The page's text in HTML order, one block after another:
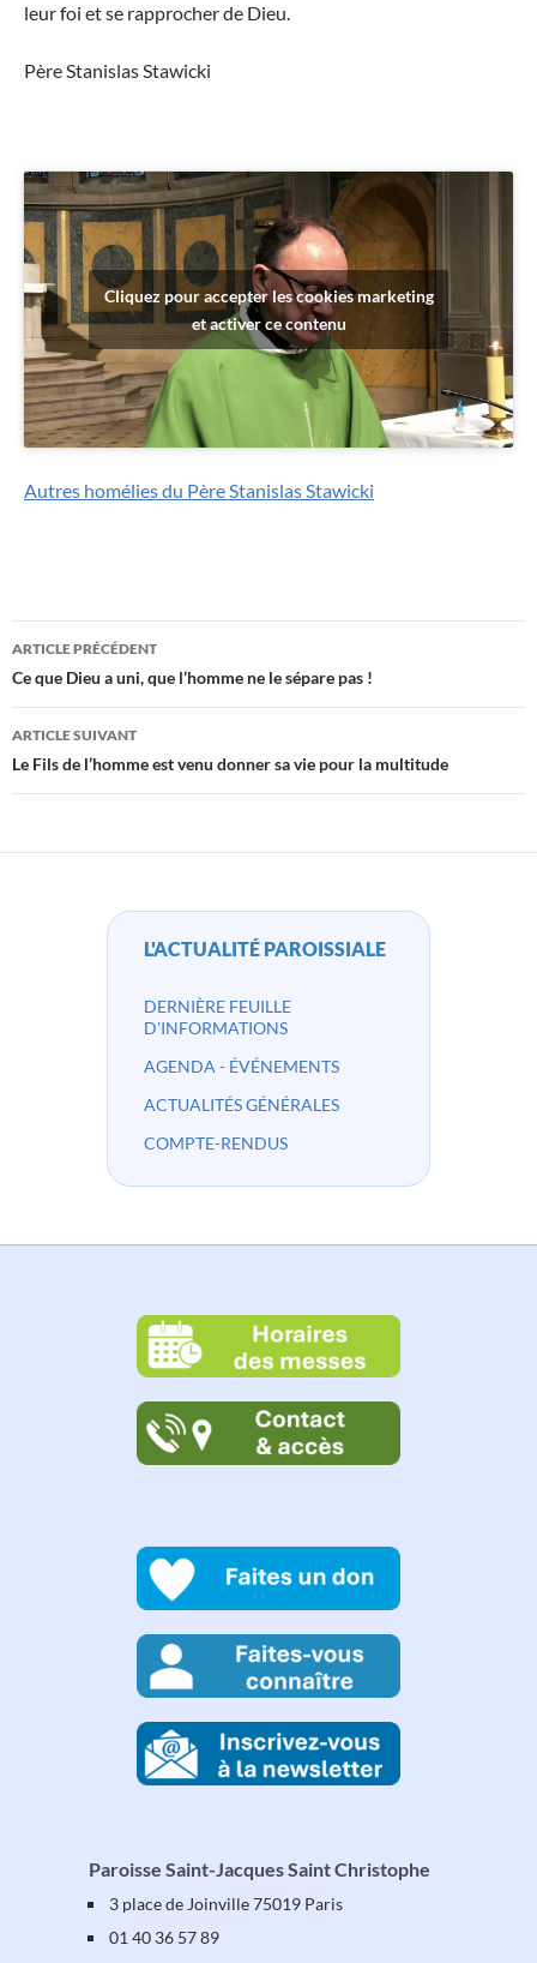
leur foi et se rapprocher de Dieu.
Père Stanislas Stawicki
Cliquez pour accepter les cookies marketing
et activer ce contenu
Autres homélies du Père Stanislas Stawicki
Navigation
des
articles
ARTICLE PRÉCÉDENT
Ce que Dieu a uni, que l’homme ne le sépare pas !
ARTICLE SUIVANT
Le Fils de l’homme est venu donner sa vie pour la multitude
L'ACTUALITÉ PAROISSIALE
DERNIÈRE FEUILLE
D'INFORMATIONS
AGENDA - ÉVÉNEMENTS
ACTUALITÉS GÉNÉRALES
COMPTE-RENDUS
Paroisse Saint-Jacques Saint Christophe
3 place de Joinville 75019 Paris
01 40 36 57 89